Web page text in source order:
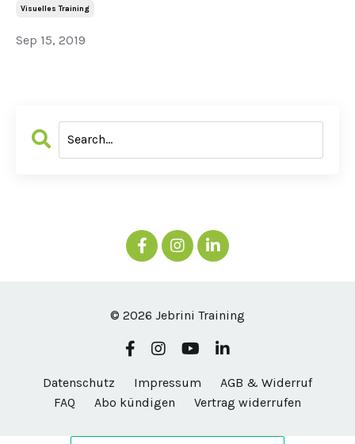
Visuelles Training
Sep 15, 2019
© 2026 Jebrini Training
Datenschutz Impressum
AGB & Widerruf
FAQ
Abo kündigen Vertrag widerrufen